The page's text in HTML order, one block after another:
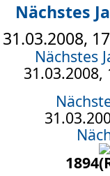
Nächstes
31.03.2008,
Nächstes
31.03.2008,
1894